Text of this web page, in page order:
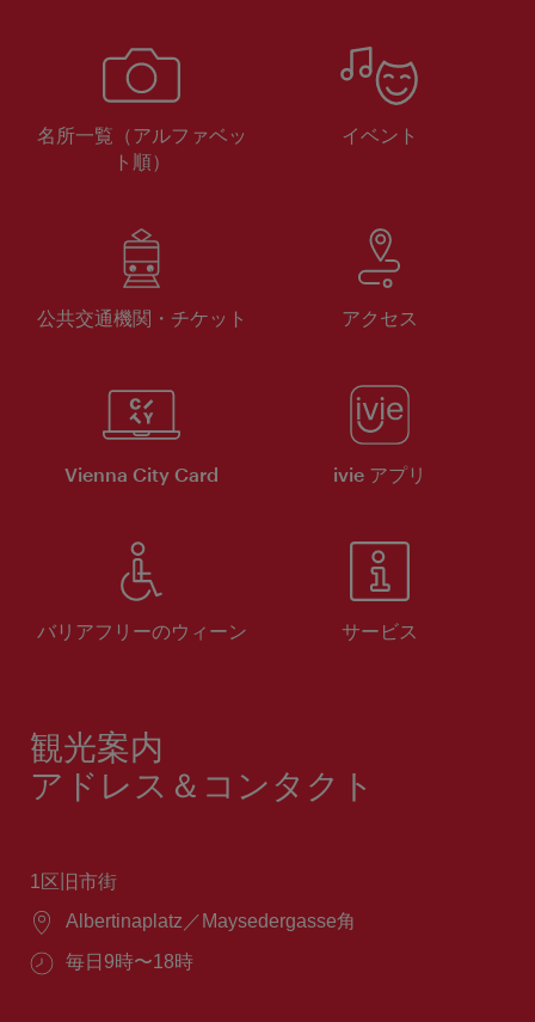
名所一覧（アルファベッ
ト順）
イベント
公共交通機関・チケット アクセス
Vienna City Card ivie アプリ
バリアフリーのウィーン サービス
観光案内
アドレス＆コンタクト
1区旧市街
場
Albertinaplatz／Maysedergasse角
営
毎日9時〜18時